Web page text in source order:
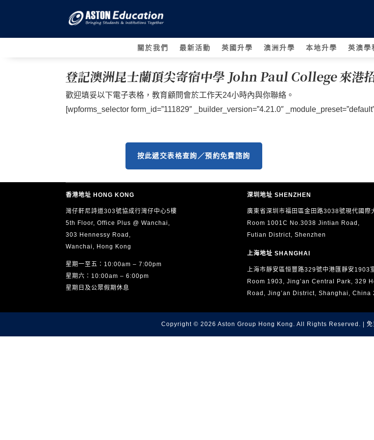
關於我們 最新活動 英國升學 澳洲升學 本地升學 英澳學
登記澳洲昆士蘭頂尖寄宿中學 John Paul College 來港
歡迎填妥以下電子表格，教育顧問會於工作天24小時內與你聯絡。
[wpforms_selector form_id=”111829″ _builder_version=”4.21.0″
按此遞交表格查詢／預約免費諮詢
香港地址 HONG KONG
灣仔軒尼詩道303號協成行灣仔中心5樓
5th Floor, Office Plus @ Wanchai,
303 Hennessy Road,
Wanchai, Hong Kong
星期一至五：10:00am – 7:00pm
星期六：10:00am – 6:00pm
星期日及公眾假期休息
深圳地址 SHENZHEN
廣東省深圳市福田區金田路3038號現代國際
Room 1001C No.3038 Jintian Road,
Futian District, Shenzhen
上海地址 SHANGHAI
上海市靜安區恒豐路329號中港匯靜安1903
Room 1903, Jing’an Central Park, 329
Road, Jing’an District, Shanghai, China
Copyright © 2026 Aston Group Hong Kong. All Rights Reserved. | 免